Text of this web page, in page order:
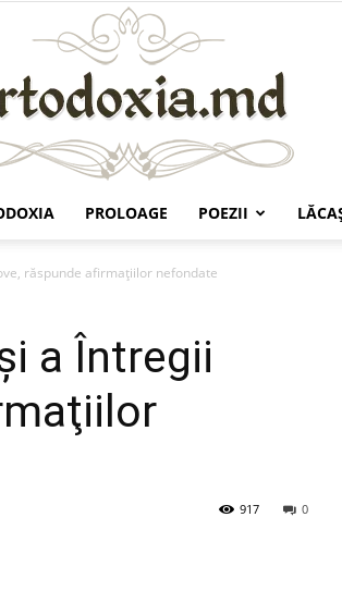
PROLOAGE POEZII
răspunde afirmaţiilor nefondate
a Întregii
0
917